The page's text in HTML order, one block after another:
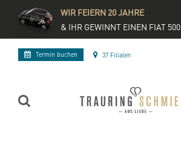
WIR FEIERN 20 JAHRE
& IHR GEWINNT EINEN FIAT 500
Termin buchen 37 Filialen